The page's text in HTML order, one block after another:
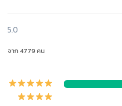
5.0
จาก 4779 คน